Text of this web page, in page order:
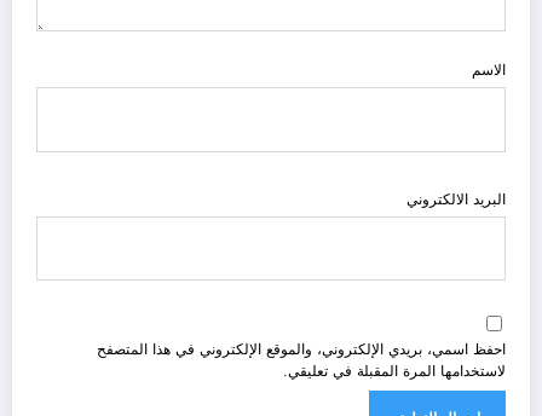
الاسم
البريد الالكتروني
احفظ اسمي، بريدي الإلكتروني، والموقع الإلكتروني في هذا المتصفح
لاستخدامها المرة المقبلة في تعليقي.